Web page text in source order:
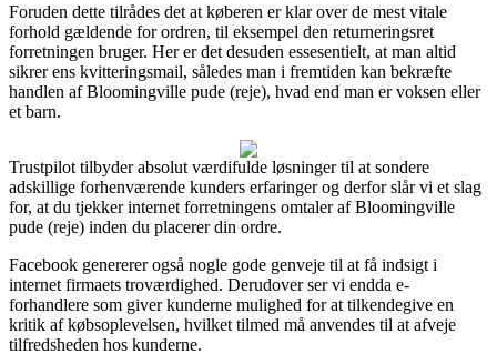
Foruden dette tilrådes det at køberen er klar over de mest vitale
forhold gældende for ordren, til eksempel den returneringsret
forretningen bruger. Her er det desuden essesentielt, at man altid
sikrer ens kvitteringsmail, således man i fremtiden kan bekræfte
handlen af Bloomingville pude (reje), hvad end man er voksen eller
et barn.
Trustpilot tilbyder absolut værdifulde løsninger til at sondere
adskillige forhenværende kunders erfaringer og derfor slår vi et slag
for, at du tjekker internet forretningens omtaler af Bloomingville
pude (reje) inden du placerer din ordre.
Facebook genererer også nogle gode genveje til at få indsigt i
internet firmaets troværdighed. Derudover ser vi endda e-
forhandlere som giver kunderne mulighed for at tilkendegive en
kritik af købsoplevelsen, hvilket tilmed må anvendes til at afveje
tilfredsheden hos kunderne.